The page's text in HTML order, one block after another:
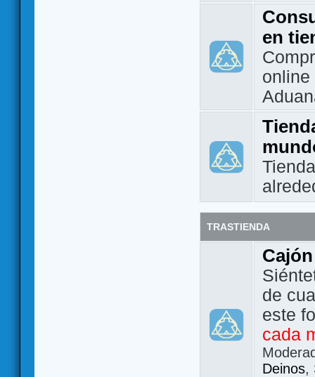
en
TRASTIENDA
de
este
cada
Deinos,